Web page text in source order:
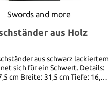
Swords and more
aus Holz
aus schwarz lackiertem
sich für ein Schwert. Details:
cm Tiefe: 16,5